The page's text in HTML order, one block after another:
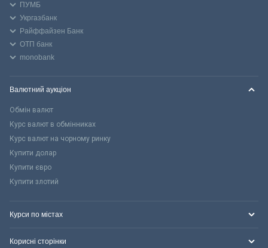
ПУМБ
Укргазбанк
Райффайзен Банк
ОТП банк
monobank
Валютний аукціон
Обмін валют
Курс валют в обмінниках
Курс валют на чорному ринку
Купити долар
Купити євро
Купити злотий
Курси по містах
Корисні сторінки